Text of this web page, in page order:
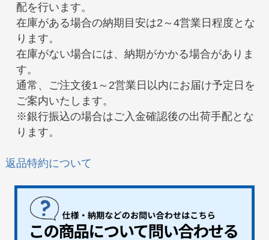
配を行います。
在庫がある場合の納期目安は2～4営業日程度とな
ります。
在庫がない場合には、納期がかかる場合がありま
す。
通常、ご注文後1～2営業日以内にお届け予定日を
ご案内いたします。
※銀行振込の場合はご入金確認後の出荷手配とな
ります。
返品特約について